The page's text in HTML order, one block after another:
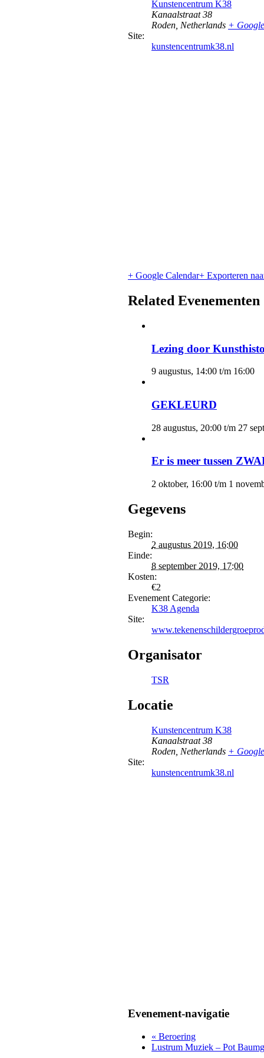
Kunstencentrum K38
Kanaalstraat 38
Roden Netherlands +
Site:
kunstencentrumk38.nl
+ Google Calendar+ Exporteren
Related Evenementen
Lezing door
9 augustus, 14:00 t/m 16:00
GEKLEURD
28 augustus, 20:00 t/m 27
Er is meer tussen
2 oktober, 16:00 t/m 1
Gegevens
Begin:
2 augustus 2019, 16:00
Einde:
8 september 2019, 17:00
Kosten:
€2
Evenement Categorie:
K38 Agenda
Site:
Organisator
TSR
Locatie
Kunstencentrum K38
Kanaalstraat 38
Roden Netherlands +
Site:
kunstencentrumk38.nl
Evenement-navigatie
« Beroering
Lustrum Muziek – Pot